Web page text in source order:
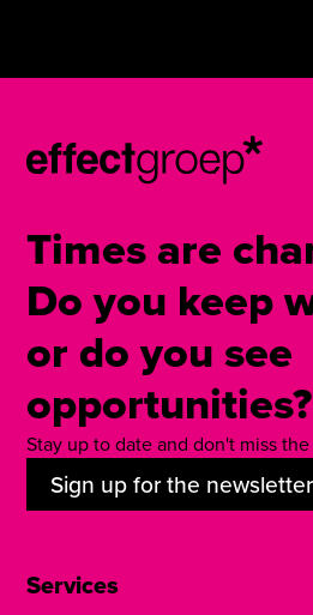
Times are
Do you keep
or do you see
opportunities?
Stay up to date and don't miss
Sign up for the newsletter
Services